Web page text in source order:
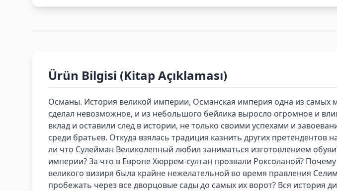
Ürün Bilgisi (Kitap Açıklaması)
Османы. История великой империи, Османская империя одна из самых
сделал невозможное, и из небольшого бейлика выросло огромное и
вклад и оставили след в истории, не только своими успехами и
среди братьев. Откуда взялась традиция казнить других претендентов
ли что Сулейман Великолепный любил заниматься изготовлением
империи? За что в Европе Хюррем-султан прозвали Роксоланой?
великого визиря была крайне нежелательной во время правления
пробежать через все дворцовые сады до самых их ворот? Вся история